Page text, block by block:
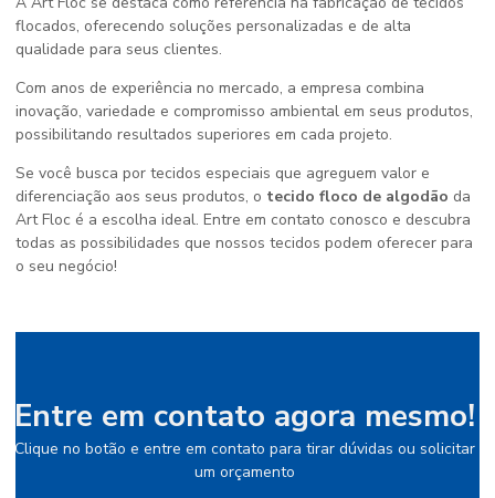
flocados, oferecendo soluções personalizadas e de alta
qualidade para seus clientes.
Com anos de experiência no mercado, a empresa combina
inovação, variedade e compromisso ambiental em seus produtos,
possibilitando resultados superiores em cada projeto.
Se você busca por tecidos especiais que agreguem valor e
diferenciação aos seus produtos, o tecido floco de algodão da
Art Floc é a escolha ideal. Entre em contato conosco e descubra
todas as possibilidades que nossos tecidos podem oferecer para
o seu negócio!
Entre em contato agora mesmo!
Clique no botão e entre em contato para tirar dúvidas ou solicitar
um orçamento